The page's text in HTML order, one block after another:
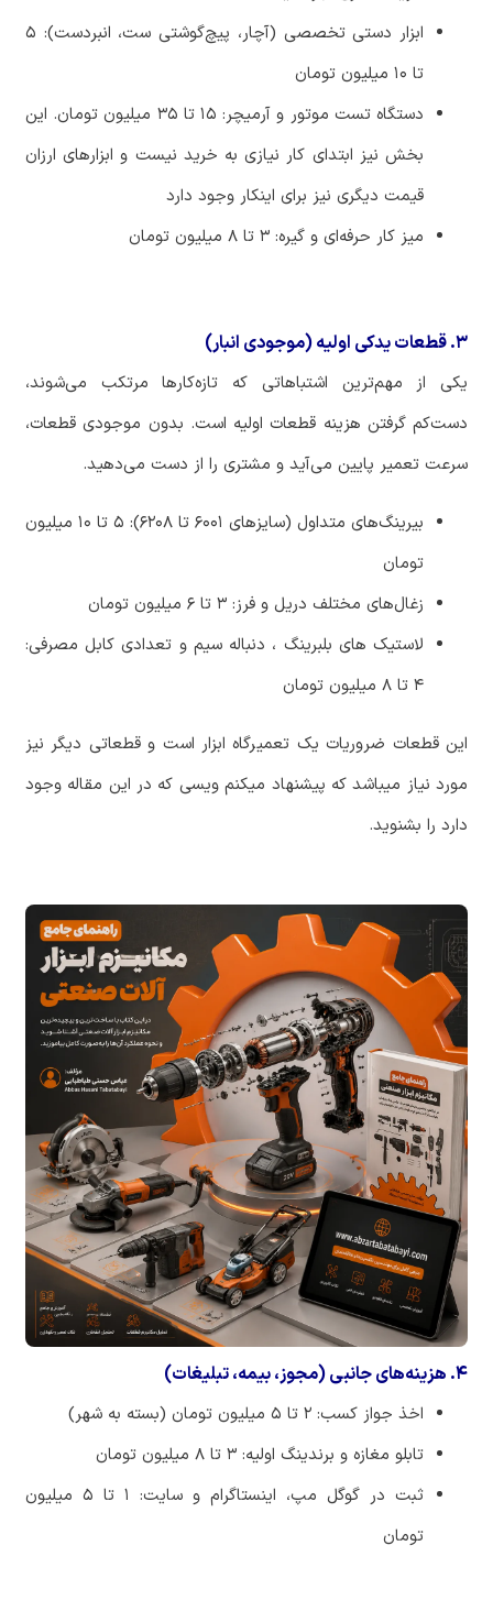
ابزار دستی تخصصی (آچار، پیچگوشتی ست، انبردست): ۵
تا ۱۰ میلیون تومان
دستگاه تست موتور و آرمیچر: ۱۵ تا ۳۵ میلیون تومان. این
بخش نیز ابتدای کار نیازی به خرید نیست و ابزارهای ارزان
قیمت دیگری نیز برای اینکار وجود دارد
میز کار حرفهای و گیره: ۳ تا ۸ میلیون تومان
۳. قطعات یدکی اولیه (موجودی انبار)
یکی از مهمترین اشتباهاتی که تازهکارها مرتکب میشوند،
دستکم گرفتن هزینه قطعات اولیه است. بدون موجودی قطعات،
سرعت تعمیر پایین میآید و مشتری را از دست میدهید.
بیرینگهای متداول (سایزهای ۶۰۰۱ تا ۶۲۰۸): ۵ تا ۱۰ میلیون
تومان
زغالهای مختلف دریل و فرز: ۳ تا ۶ میلیون تومان
لاستیک های بلبرینگ ، دنباله سیم و تعدادی کابل مصرفی:
۴ تا ۸ میلیون تومان
این قطعات ضروریات یک تعمیرگاه ابزار است و قطعاتی دیگر نیز
مورد نیاز میباشد که پیشنهاد میکنم ویسی که در این مقاله وجود
دارد را بشنوید.
۴. هزینه‌های جانبی (مجوز، بیمه، تبلیغات)
اخذ جواز کسب: ۲ تا ۵ میلیون تومان (بسته به شهر)
تابلو مغازه و برندینگ اولیه: ۳ تا ۸ میلیون تومان
ثبت در گوگل مپ، اینستاگرام و سایت: ۱ تا ۵ میلیون
تومان